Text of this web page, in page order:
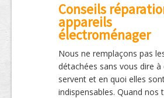
Conseils
appareils
électroménager
Nous ne remplaçons pas
détachées sans vous dire à
servent et en quoi elles
indispensables. Quand nos